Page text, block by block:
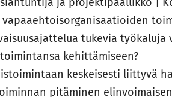
vapaaehtoisorganisaatioiden
tukevia työkaluja
kehittämiseen?
keskeisesti liittyvä
pitäminen